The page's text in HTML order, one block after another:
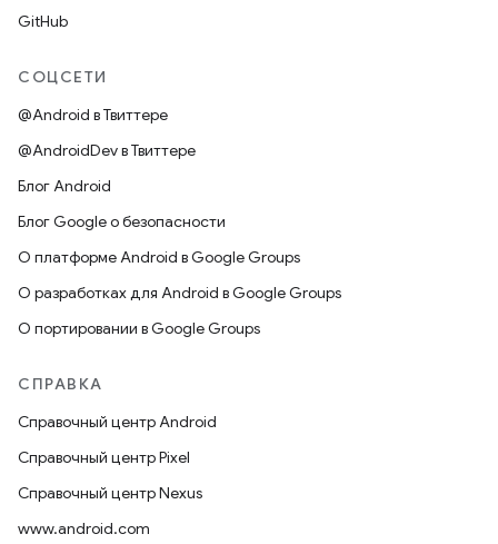
GitHub
СОЦСЕТИ
@Android в Твиттере
@AndroidDev в Твиттере
Блог Android
Блог Google о безопасности
О платформе Android в Google Groups
О разработках для Android в Google Groups
О портировании в Google Groups
СПРАВКА
Справочный центр Android
Справочный центр Pixel
Справочный центр Nexus
www.android.com